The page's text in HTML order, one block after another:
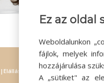
| Elállás
Ez az oldal
Weboldalunkon
fájlok, melyek
hozzájárulása
A „sütiket" az